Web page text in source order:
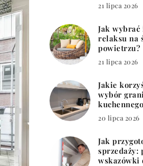
21 lipca 2026
Jak
relaksu na
powietrzu?
21 lipca 2026
Jakie
wybór
20 lipca 2026
Jak
sprzedaży:
wskazówki